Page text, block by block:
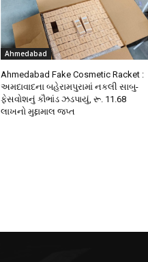
Ahmedabad
Ahmedabad Fake Cosmetic Racket :
અમદાવાદના બહેરામપુરામાં નકલી સાબુ-
ફેસવોશનું કૌભાંડ ઝડપાયું, રૂ. 11.68
લાખનો મુદ્દામાલ જપ્ત